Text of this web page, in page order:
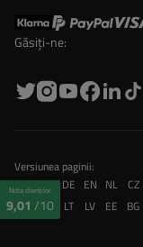
Găsiți-ne:
Versiunea paginii:
PL FR DE EN NL CZ
CH
PT LT LV EE BG
Nota clienților
9,01 /10